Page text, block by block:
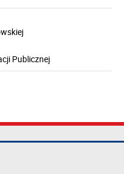
Publicznej
865
Mapa serwisu